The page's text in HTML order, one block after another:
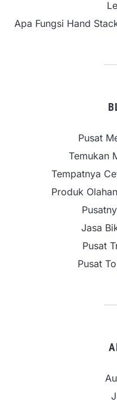
Apa Fungsi Hand
Pusat
Temukan
Tempatnya
Produk
Jasa
Pusat
Pusat